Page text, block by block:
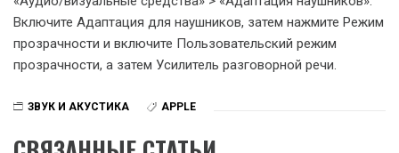
Включите Адаптация для наушников, затем нажмите Режим
прозрачности и включите Пользовательский режим
прозрачности, а затем Усилитель разговорной речи.
ЗВУК И АКУСТИКА APPLE